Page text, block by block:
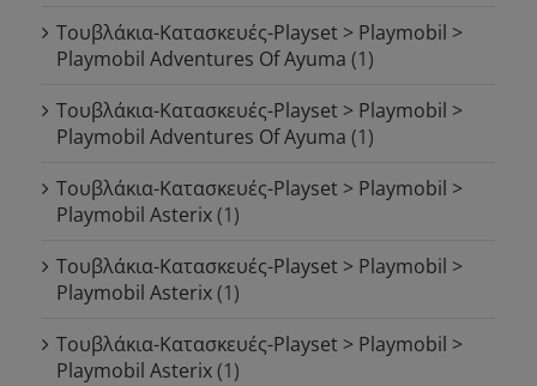
Τουβλάκια-Κατασκευές-Playset > Playmobil >
Playmobil Adventures Of Ayuma (1)
Τουβλάκια-Κατασκευές-Playset > Playmobil >
Playmobil Adventures Of Ayuma (1)
Τουβλάκια-Κατασκευές-Playset > Playmobil >
Playmobil Asterix(1)
Τουβλάκια-Κατασκευές-Playset > Playmobil >
Playmobil Asterix(1)
Τουβλάκια-Κατασκευές-Playset > Playmobil >
Playmobil Asterix(1)